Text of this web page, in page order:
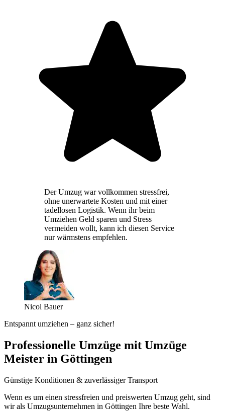
Der Umzug war vollkommen stressfrei,
ohne unerwartete Kosten und mit einer
tadellosen Logistik. Wenn ihr beim
Umziehen Geld sparen und Stress
vermeiden wollt, kann ich diesen Service
nur wärmstens empfehlen.
Nicol Bauer
Entspannt umziehen – ganz sicher!
Professionelle Umzüge mit Umzüge
Meister in Göttingen
Günstige Konditionen & zuverlässiger Transport
Wenn es um einen stressfreien und preiswerten Umzug geht, sind
wir als Umzugsunternehmen in Göttingen Ihre beste Wahl.